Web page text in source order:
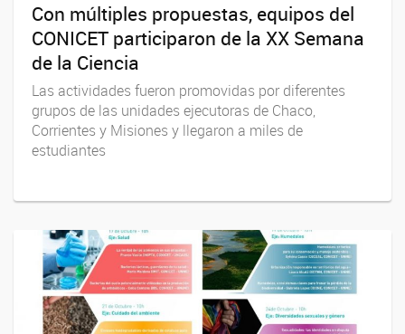
Con múltiples propuestas, equipos del
CONICET participaron de la XX Semana
de la Ciencia
Las actividades fueron promovidas por diferentes
grupos de las unidades ejecutoras de Chaco,
Corrientes y Misiones y llegaron a miles de
estudiantes